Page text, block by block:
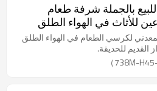
بالجملة شرفة طعام
للأثاث في الهواء الطلق
لكرسي الطعام في الهواء الطلق
القديم للحديقة.